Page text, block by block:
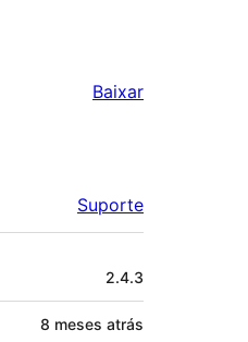
Baixar
Suporte
2.4.3
8 meses atrás